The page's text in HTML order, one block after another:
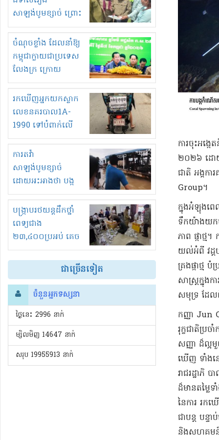
ធ្វើសកម្មភាពរកស៊ីនិង
ស្តុកទំនិញគេចពន្ធ?
សាឡង់បូមខ្សាច់ ព្រោះ
ខ្លាចបាក់ច្រាំងទៀត!
ចំណុចខ្លាំង ដែលនាំឱ្យ
កម្ពុជាក្លាយជាប្រទេស
លែងក្រ ក្រោយ
ឆ្នាំ២០៣០
រកឃើញអ្នកយកស្លាក
លេខនគរបាល1A-
1990 ទៅបំពាក់លើ
ម៉ូតូរបស់ខ្លួន ដាកផ្លាក
រត់ឌុបហើយ
ការតវ៉ា
សាឡង់បូមខ្សាច់
ដោយអះអាងថា បង្ក
បាក់ច្រាំងទន្លេ និង
រំខានទាំងយប់ទាំងថ្ងៃ
បង្ក្រាបរថយន្តដឹកថ្នាំ
ពេទ្យជាង
២៣,៤០០ប្រអប់ គេច
ពន្ធនិងអត់ច្បាប់នាំ
ចូល!?
ជាច្រើនទៀត
ចំនួនអ្នកទស្សនា
ថ្ងៃនេះ​ 2996 នាក់
ម្សិលមិញ 14647 នាក់
សរុប 19955913 នាក់
ការចុះអង្ក
២០២៦ ដោយ
ជាតិ អង្គក
Group។
ក្នុងអំឡុងពេ
ទឹកយ៉ាងយកចិ
ភាព ផ្កាថ្ម
យល់អំពី វដ្ត
គ្រងផ្កាថ្ម
សាស្ត្រក្នុង
សមុទ្រ ដែល
កញ្ញា Jun
រុក្ខជាតិប្រច
សញ្ញា ដ៏ល្អមួ
ឃើញ ទាំងនេ
រាជរដ្ឋាភិ
ដ៏មានតម្លៃ
នៃការ រកឃ
ជាបន្ត បន្ទ
និងសហគមន៍